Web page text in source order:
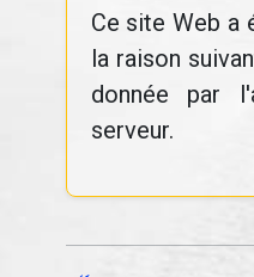
Ce site Web a
la raison
donnée par
serveur.